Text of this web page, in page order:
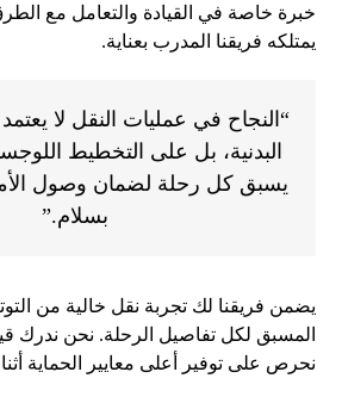
خبرة خاصة في القيادة والتعامل مع
يمتلكه فريقنا المدرب بعناية.
“النجاح في عمليات النقل لا
البدنية، بل على التخطيط
يسبق كل رحلة لضمان وصول
بسلام.”
يضمن فريقنا لك تجربة نقل خالية من
المسبق لكل تفاصيل الرحلة. نحن ندرك
نحرص على توفير أعلى معايير الحماية